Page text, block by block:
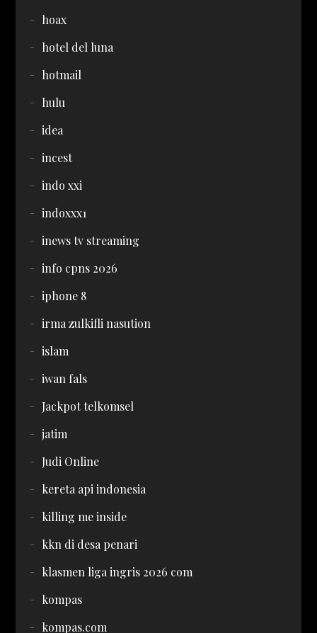
hoax
hotel del luna
hotmail
hulu
idea
incest
indo xxi
indoxxx1
inews tv streaming
info cpns 2026
iphone 8
irma zulkifli nasution
islam
iwan fals
Jackpot telkomsel
jatim
Judi Online
kereta api indonesia
killing me inside
kkn di desa penari
klasmen liga ingris 2026 com
kompas
kompas.com